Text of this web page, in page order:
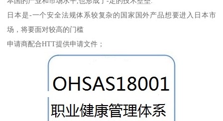
日本是-一个安全法规体系较复杂的国家国外产品想要进入日本市
场，将要面对较高的门槛
申请商配合HTT提供申请文件；